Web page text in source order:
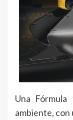
Una Fórmula
ambiente,